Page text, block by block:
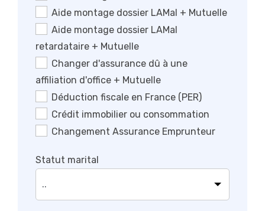
Aide montage dossier LAMal + Mutuelle
Aide montage dossier LAMal
retardataire + Mutuelle
Changer d'assurance dû à une
affiliation d'office + Mutuelle
Déduction fiscale en France (PER)
Crédit immobilier ou consommation
Changement Assurance Emprunteur
Statut marital